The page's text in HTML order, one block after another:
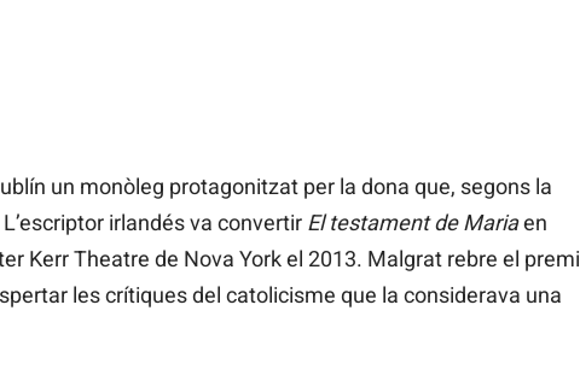
un monòleg protagonitzat per la dona que, segons la
irlandés va convertir El testament de Mariaen
Kerr Theatre de Nova York el 2013. Malgrat rebre el premi
les crítiques del catolicisme que la considerava una